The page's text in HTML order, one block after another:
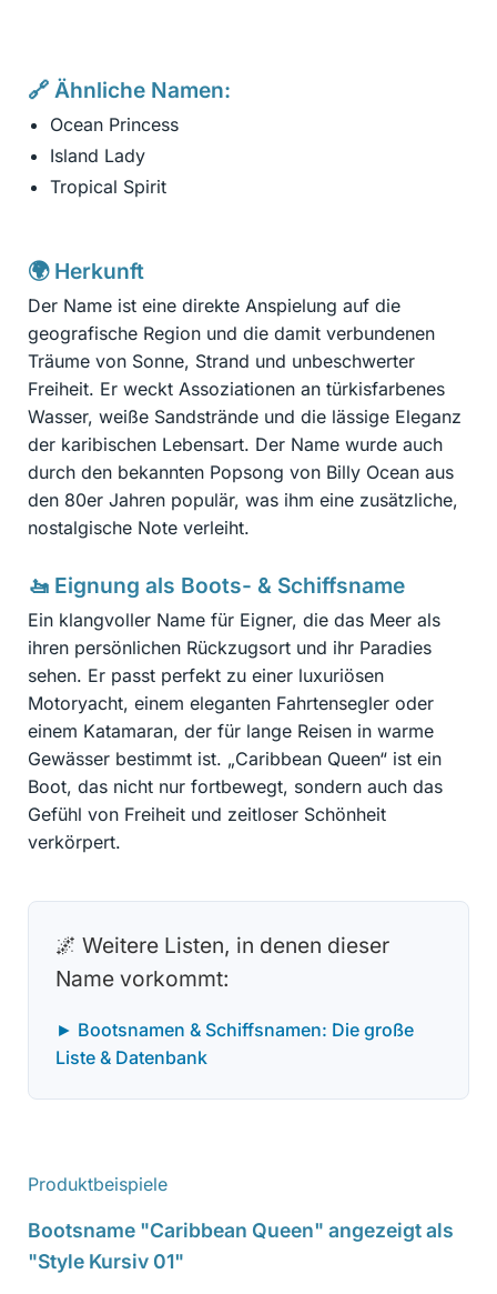
🔗 Ähnliche Namen:
Ocean Princess
Island Lady
Tropical Spirit
🌍 Herkunft
Der Name ist eine direkte Anspielung auf die
geografische Region und die damit verbundenen
Träume von Sonne, Strand und unbeschwerter
Freiheit. Er weckt Assoziationen an türkisfarbenes
Wasser, weiße Sandstrände und die lässige Eleganz
der karibischen Lebensart. Der Name wurde auch
durch den bekannten Popsong von Billy Ocean aus
den 80er Jahren populär, was ihm eine zusätzliche,
nostalgische Note verleiht.
🚤 Eignung als Boots- & Schiffsname
Ein klangvoller Name für Eigner, die das Meer als
ihren persönlichen Rückzugsort und ihr Paradies
sehen. Er passt perfekt zu einer luxuriösen
Motoryacht, einem eleganten Fahrtensegler oder
einem Katamaran, der für lange Reisen in warme
Gewässer bestimmt ist. „Caribbean Queen“ ist ein
Boot, das nicht nur fortbewegt, sondern auch das
Gefühl von Freiheit und zeitloser Schönheit
verkörpert.
🌌 Weitere Listen, in denen dieser
Name vorkommt:
► Bootsnamen & Schiffsnamen: Die große
Liste & Datenbank
Produktbeispiele
Bootsname "Caribbean Queen" angezeigt als
"Style Kursiv 01"